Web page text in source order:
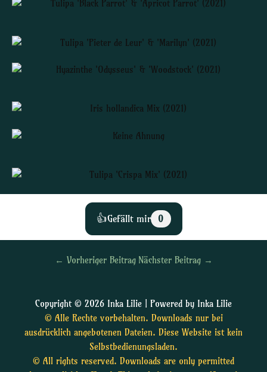
👍Gefällt mir 0
← Vorheriger Beitrag Nächster Beitrag →
Copyright © 2026 Inka Lilie | Powered by Inka Lilie
© Alle Rechte vorbehalten. Downloads nur bei
ausdrücklich angebotenen Dateien. Diese Website ist kein
Selbstbedienungsladen.
© All rights reserved. Downloads are only permitted